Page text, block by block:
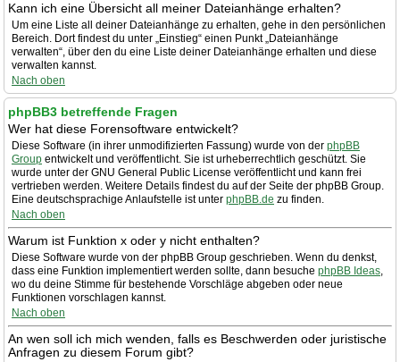
Kann ich eine Übersicht all meiner Dateianhänge erhalten?
Um eine Liste all deiner Dateianhänge zu erhalten, gehe in den persönlichen
Bereich. Dort findest du unter „Einstieg“ einen Punkt „Dateianhänge
verwalten“, über den du eine Liste deiner Dateianhänge erhalten und diese
verwalten kannst.
Nach oben
phpBB3 betreffende Fragen
Wer hat diese Forensoftware entwickelt?
Diese Software (in ihrer unmodifizierten Fassung) wurde von der phpBB
Group entwickelt und veröffentlicht. Sie ist urheberrechtlich geschützt. Sie
wurde unter der GNU General Public License veröffentlicht und kann frei
vertrieben werden. Weitere Details findest du auf der Seite der phpBB Group.
Eine deutschsprachige Anlaufstelle ist unter phpBB.de zu finden.
Nach oben
Warum ist Funktion x oder y nicht enthalten?
Diese Software wurde von der phpBB Group geschrieben. Wenn du denkst,
dass eine Funktion implementiert werden sollte, dann besuche phpBB Ideas,
wo du deine Stimme für bestehende Vorschläge abgeben oder neue
Funktionen vorschlagen kannst.
Nach oben
An wen soll ich mich wenden, falls es Beschwerden oder juristische
Anfragen zu diesem Forum gibt?